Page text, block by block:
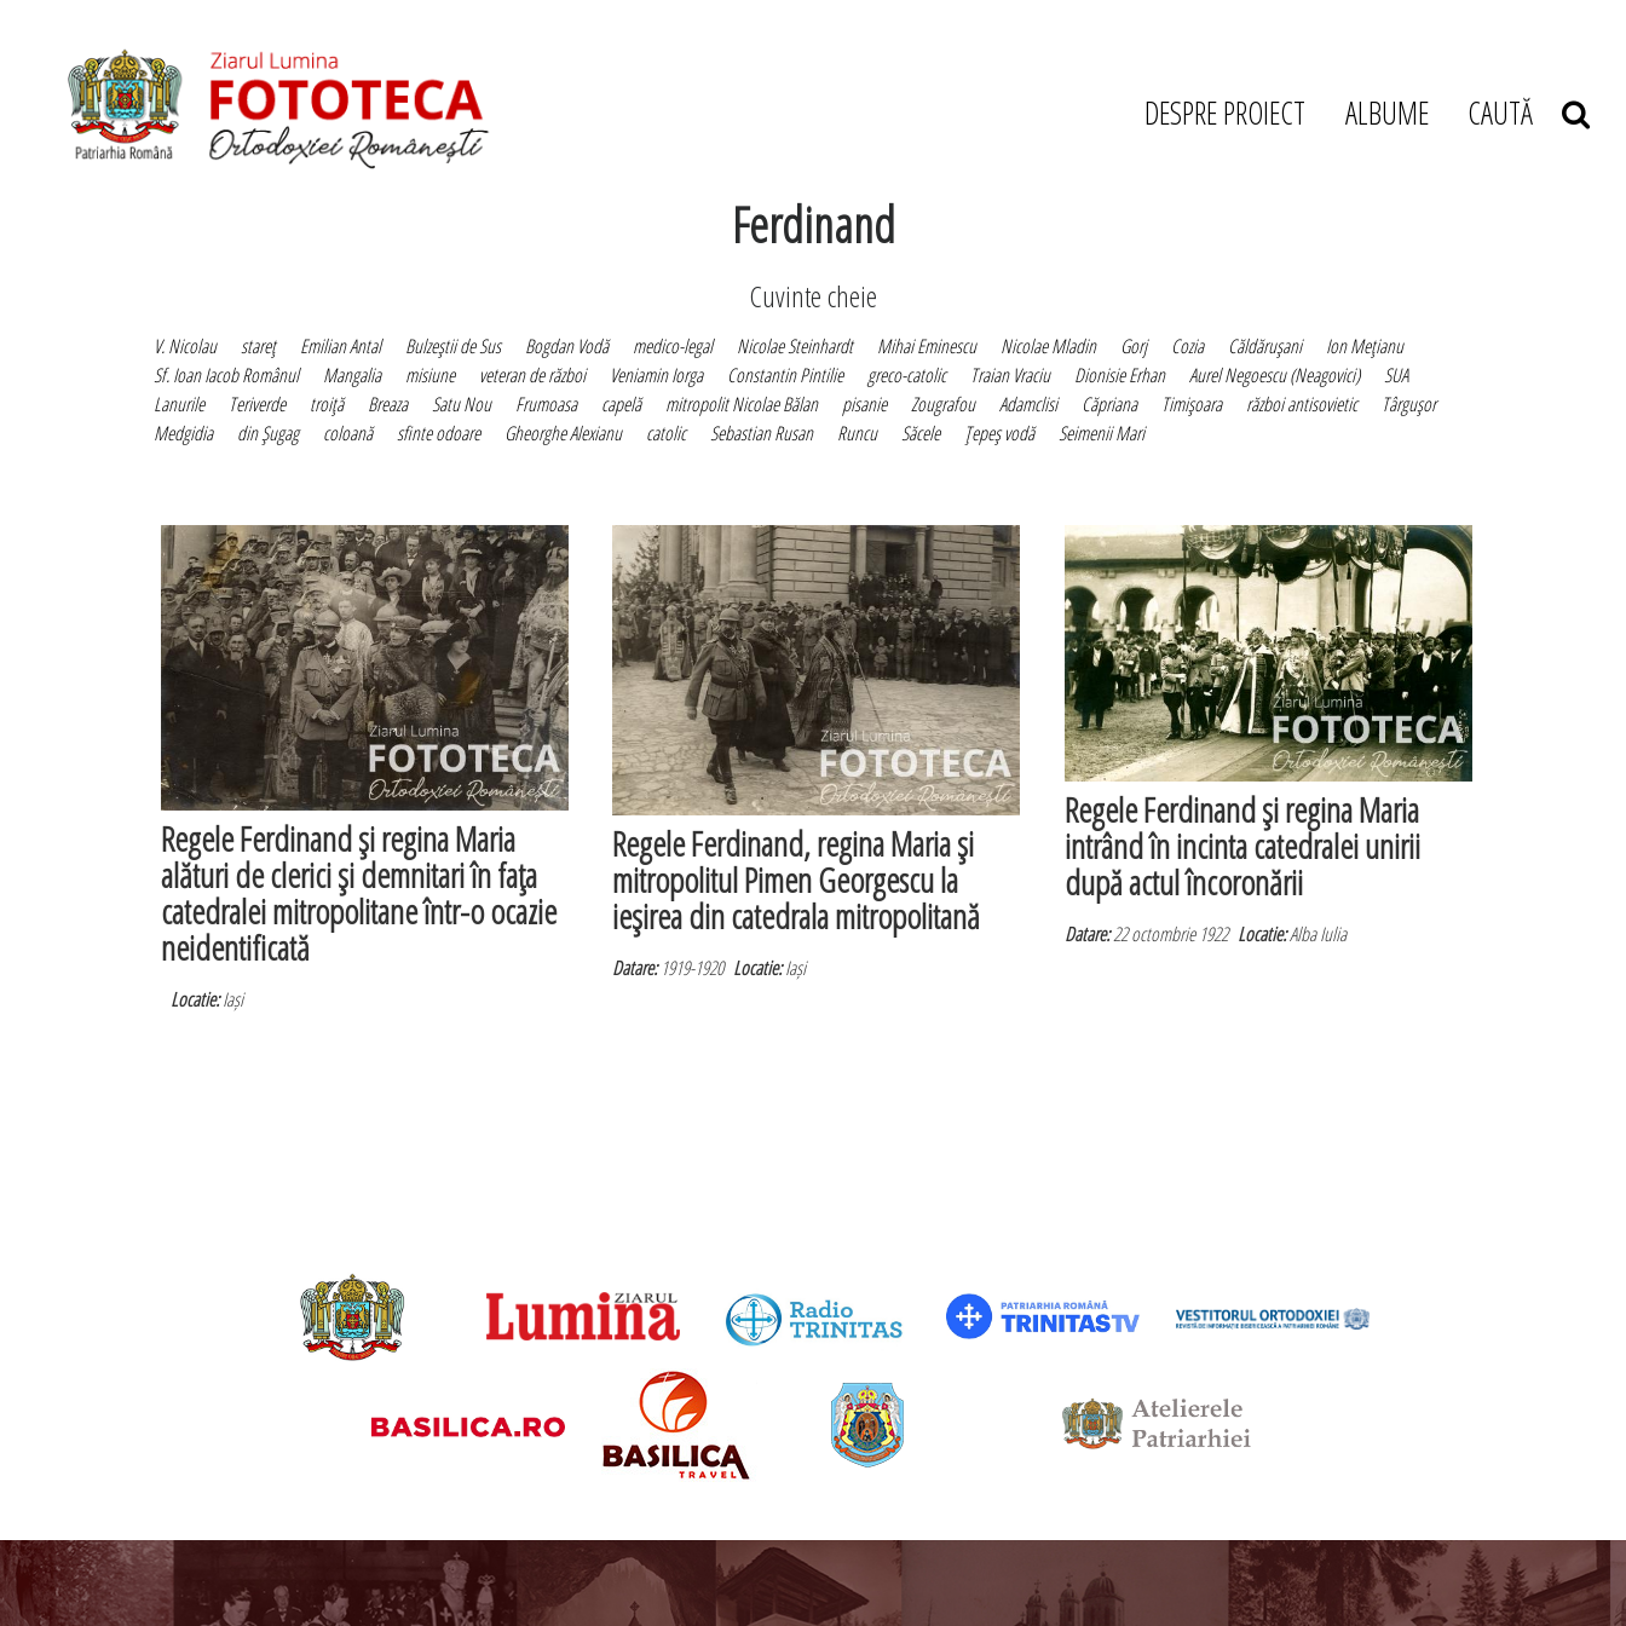
DESPRE PROIECT ALBUME CAUTĂ
Ferdinand
Cuvinte cheie
V. Nicolau stareţ Emilian Antal Bulzeştii de Sus Bogdan Vodă medico-legal Nicolae Steinhardt Mihai Eminescu Nicolae Mladin Gorj Cozia Căldăruşani
Ion Meţianu
Sf. Ioan Iacob Românul
Mangalia misiune veteran de război Veniamin Iorga Constantin Pintilie greco-catolic Traian Vraciu Dionisie Erhan Aurel Negoescu (Neagovici)
SUA
Lanurile
Teriverde troiţă Breaza Satu Nou Frumoasa capelă mitropolit Nicolae Bălan pisanie Zougrafou Adamclisi Căpriana Timişoara război antisovietic
Târguşor
Medgidia
din Şugag coloană sfinte odoare Gheorghe Alexianu catolic Sebastian Rusan Runcu Săcele Ţepeş vodă Seimenii Mari
Regele Ferdinand şi regina Maria
alături de clerici şi demnitari în faţa
catedralei mitropolitane într-o ocazie
neidentificată
Locatie:Iași
Regele Ferdinand, regina Maria şi
mitropolitul Pimen Georgescu la
ieşirea din catedrala mitropolitană
Datare:1919-1920Locatie:Iași
Regele Ferdinand şi regina Maria
intrând în incinta catedralei unirii
după actul încoronării
Datare:22 octombrie 1922Locatie:Alba Iulia